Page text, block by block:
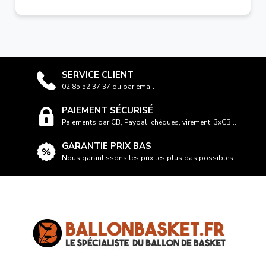
SERVICE CLIENT
02 85 52 37 37 ou par email
PAIEMENT SÉCURISÉ
Paiements par CB, Paypal, chèques, virement, 3xCB...
GARANTIE PRIX BAS
Nous garantissons les prix les plus bas possibles